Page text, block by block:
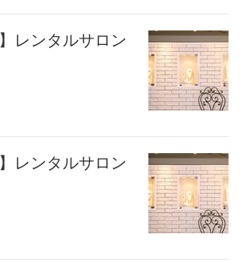
レンタルサロン
レンタルサロン